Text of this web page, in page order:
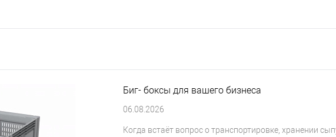
Биг- боксы для вашего бизнеса
06.08.2026
Когда встаёт вопрос о транспортировке, хранении